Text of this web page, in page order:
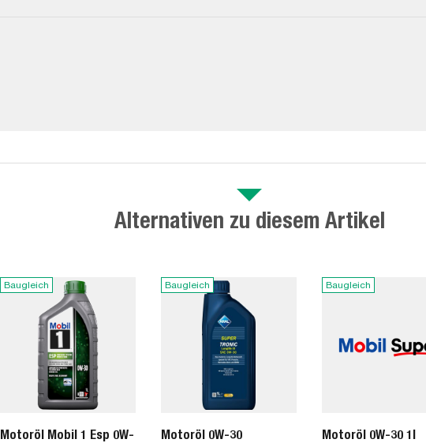
Alternativen zu diesem Artikel
Baugleich
Motoröl Mobil 1 Esp 0W-
Baugleich
Motoröl 0W-30
Baugleich
Motoröl 0W-30 1l